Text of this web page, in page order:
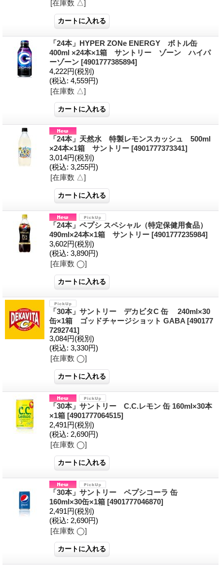
[在庫数 △]
「24本」HYPER ZONe ENERGY ボトル缶
400ml ×24本×1箱 サントリー ゾーン ハイパ
ーゾーン [4901777385894]
4,222円(税別)
(税込: 4,559円)
[在庫数 △]
「24本」天然水 特製レモンスカッシュ 500ml
×24本×1箱 サントリー [4901777373341]
3,014円(税別)
(税込: 3,255円)
[在庫数 △]
「24本」ペプシ スペシャル（特定保健用食品）
490ml×24本×1箱 サントリー [4901777235984]
3,602円(税別)
(税込: 3,890円)
[在庫数 ◯]
「30本」サントリー デカビタC 缶 240ml×30
缶×1箱 ゴッドチャージショット GABA [490177
7292741]
3,084円(税別)
(税込: 3,330円)
[在庫数 ◯]
「30本」サントリー C.C.レモン 缶 160ml×30本
×1箱 [4901777064515]
2,491円(税別)
(税込: 2,690円)
[在庫数 ◯]
「30本」サントリー ペプシコーラ 缶
160ml×30缶×1箱 [4901777046870]
2,491円(税別)
(税込: 2,690円)
[在庫数 ◯]